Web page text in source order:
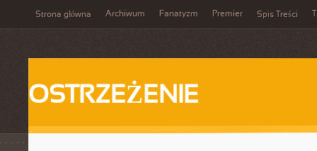
Strona główna Archiwum Fanatyzm Premier Spis Treści
OSTRZEŻENIE